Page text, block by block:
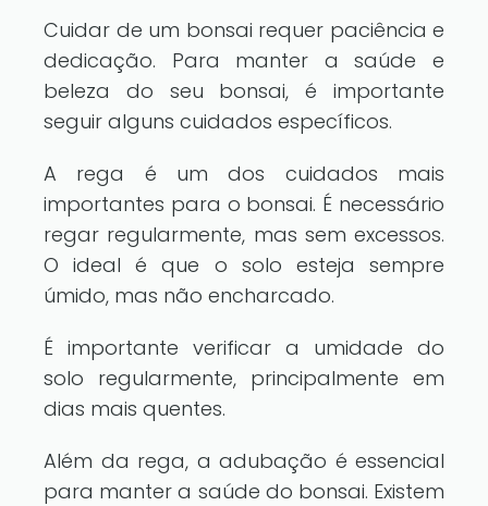
Cuidar de um bonsai requer paciência e
dedicação. Para manter a saúde e
beleza do seu bonsai, é importante
seguir alguns cuidados específicos.
A rega é um dos cuidados mais
importantes para o bonsai. É necessário
regar regularmente, mas sem excessos.
O ideal é que o solo esteja sempre
úmido, mas não encharcado.
É importante verificar a umidade do
solo regularmente, principalmente em
dias mais quentes.
Além da rega, a adubação é essencial
para manter a saúde do bonsai. Existem